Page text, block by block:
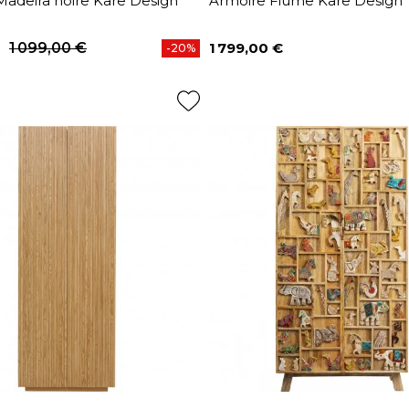
1 099,00 € -20% Prix
1 799,00 €